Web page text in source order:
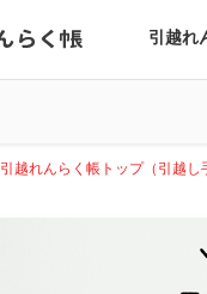
引越れ
引越れんらく帳トップ（引越し